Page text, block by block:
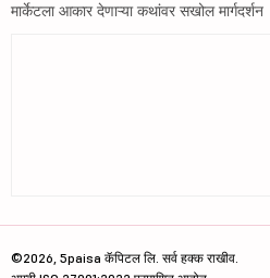
मार्केटला आकार देणाऱ्या कथांवर सखोल मार्गदर्शन
©2026, 5paisa कॅपिटल लि. सर्व हक्क राखीव.